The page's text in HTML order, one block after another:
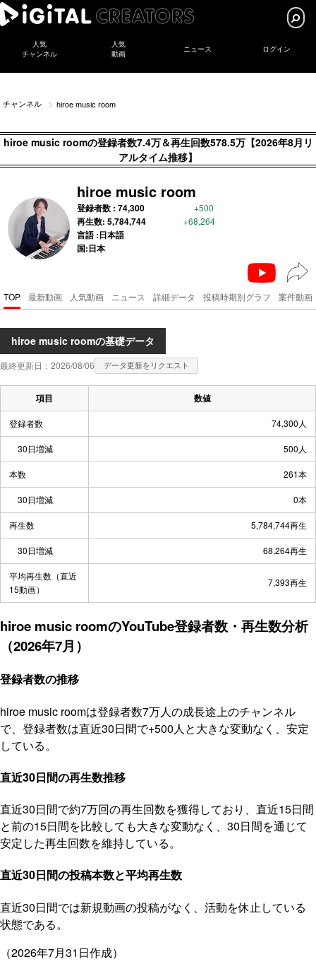
人気
チャンネル
人気
動画
ニュース ログイン
チャンネル hiroe music room
hiroe music roomの登録者数7.4万＆再生回数578.5万【2026年8月リ
アルタイム推移】
hiroe music room
登録者数 : 74,300 +500
再生数: 5,784,744 +68,264
言語 :日本語
国:日本
TOP 最新動画 人気動画 ニュース 詳細データ 投稿時期別グラフ 案件動画
hiroe music roomの基礎データ
最終更新日：2026/08/06 データ更新をリクエスト
項目 数値
登録者数 74,300人
30日増減 500人
本数 261本
30日増減 0本
再生数 5,784,744再生
30日増減 68,264再生
平均再生数（直近
15動画）
7,393再生
hiroe music roomのYouTube登録者数・再生数分析
（2026年7月）
登録者数の推移
hiroe music roomは登録者数7万人の成長途上のチャンネル
で、登録者数は直近30日間で+500人と大きな変動なく、安定
している。
直近30日間の再生数推移
直近30日間で約7万回の再生回数を獲得しており、直近15日間
と前の15日間を比較しても大きな変動なく、30日間を通じて
安定した再生回数を維持している。
直近30日間の投稿本数と平均再生数
直近30日間では新規動画の投稿がなく、活動を休止している
状態である。
（2026年7月31日作成）